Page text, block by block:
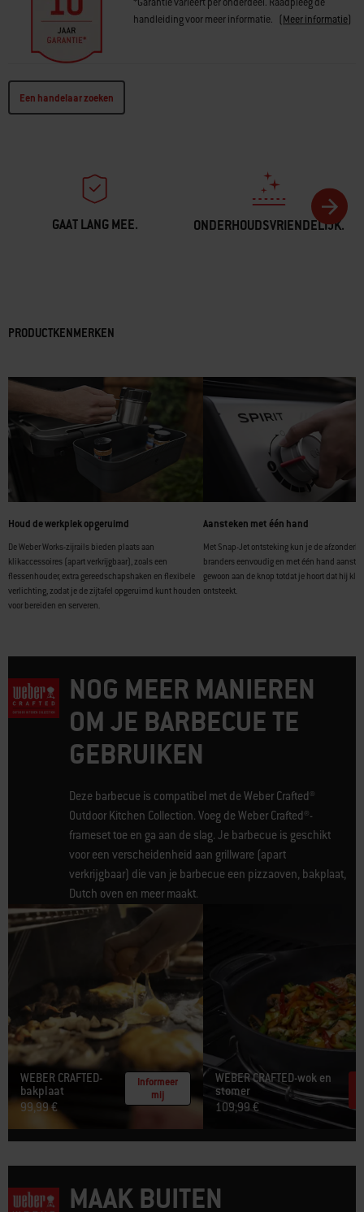
handleiding voor meer informatie. (Meer informatie)
Een handelaar zoeken
GAAT LANG MEE. ONDERHOUDSVRIENDELIJK.
PRODUCTKENMERKEN
Houd de werkplek opgeruimd
De Weber Works-zijrails bieden plaats aan
klikaccessoires (apart verkrijgbaar), zoals een
flessenhouder, extra gereedschapshaken en flexibele
verlichting, zodat je de zijtafel opgeruimd kunt houden
voor bereiden en serveren.
Aansteken met één hand
Met Snap-Jet ontsteking kun je de
branders eenvoudig en met één hand
gewoon aan de knop totdat je hoort dat hij
ontsteekt.
NOG MEER MANIEREN
OM JE BARBECUE TE
GEBRUIKEN
Deze barbecue is compatibel met de Weber Crafted®
Outdoor Kitchen Collection. Voeg de Weber Crafted®-
frameset toe en ga aan de slag. Je barbecue is geschikt
voor een verscheidenheid aan grillware (apart
verkrijgbaar) die van je barbecue een pizzaoven, bakplaat,
Dutch oven en meer maakt.
WEBER CRAFTED-
bakplaat​
99,99 €
Informeer
mij
WEBER CRAFTED-wok en
stomer
109,99 €
MAAK BUITEN